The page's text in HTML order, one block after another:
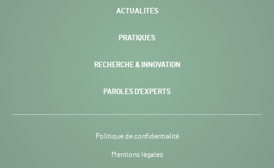
ACTUALITÉS
PRATIQUES
RECHERCHE & INNOVATION
PAROLES D’EXPERTS
Politique de confidentialité
Mentions légales